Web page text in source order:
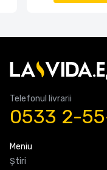
Telefonul livrarii
0533 2-
Meniu
Știri